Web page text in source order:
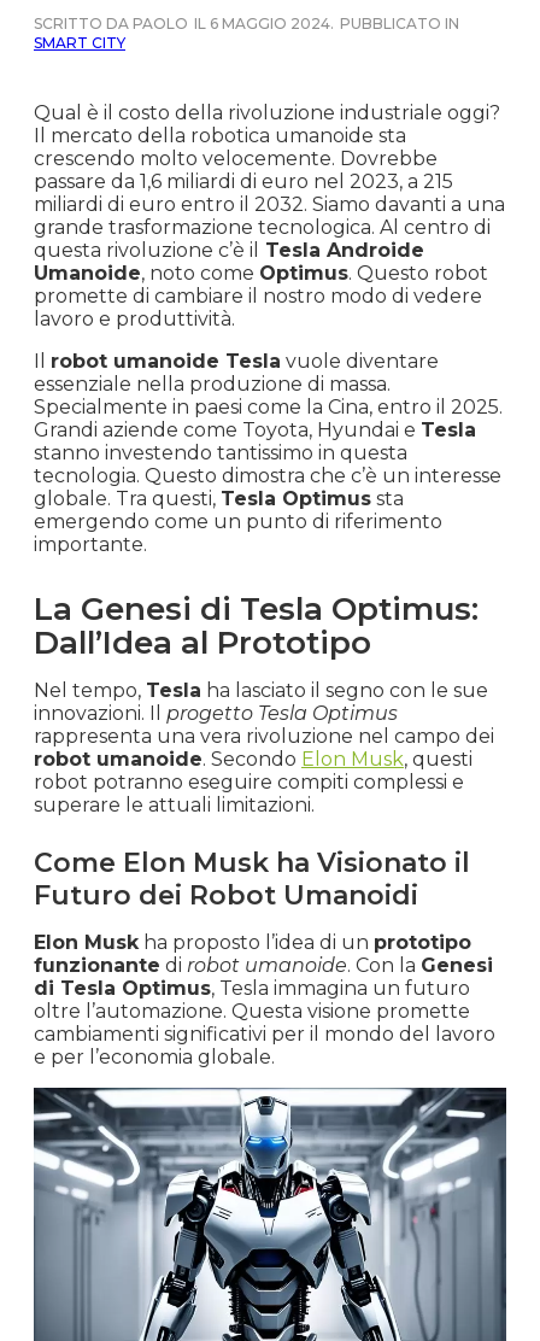
SCRITTO DA PAOLO IL 6 MAGGIO 2024. PUBBLICATO IN
SMART CITY
Qual è il costo della rivoluzione industriale oggi?
Il mercato della robotica umanoide sta
crescendo molto velocemente. Dovrebbe
passare da 1,6 miliardi di euro nel 2023, a 215
miliardi di euro entro il 2032. Siamo davanti a una
grande trasformazione tecnologica. Al centro di
questa rivoluzione c’è il
Tesla Androide
Umanoide, noto come Optimus. Questo robot
promette di cambiare il nostro modo di vedere
lavoro e produttività.
Il robot umanoide Tesla vuole diventare
essenziale nella produzione di massa.
Specialmente in paesi come la Cina, entro il 2025.
Grandi aziende come Toyota, Hyundai e Tesla
stanno investendo tantissimo in questa
tecnologia. Questo dimostra che c’è un interesse
globale. Tra questi, Tesla Optimus sta
emergendo come un punto di riferimento
importante.
La Genesi di Tesla Optimus:
Dall’Idea al Prototipo
Nel tempo, Tesla ha lasciato il segno con le sue
innovazioni. Il progetto Tesla Optimus
rappresenta una vera rivoluzione nel campo dei
robot umanoide. Secondo Elon Musk, questi
robot potranno eseguire compiti complessi e
superare le attuali limitazioni.
Come Elon Musk ha Visionato il
Futuro dei Robot Umanoidi
Elon Musk ha proposto l’idea di un prototipo
funzionante di robot umanoide. Con la Genesi
di Tesla Optimus, Tesla immagina un futuro
oltre l’automazione. Questa visione promette
cambiamenti significativi per il mondo del lavoro
e per l’economia globale.